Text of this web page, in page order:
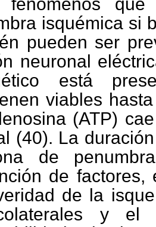
isquémica si
pueden ser
neuronal
está
viables
(ATP)
(40). La
de
de
de la
y el